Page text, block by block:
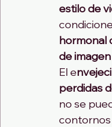
estilo de
hormonal
de
El e
perdidas
no se
contornos